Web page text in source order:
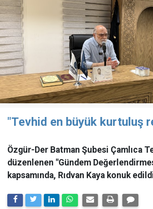
"Tevhid en büyük kurtuluş
Özgür-Der Batman Şubesi Çamlıca
düzenlenen "Gündem
kapsamında, Rıdvan Kaya konuk